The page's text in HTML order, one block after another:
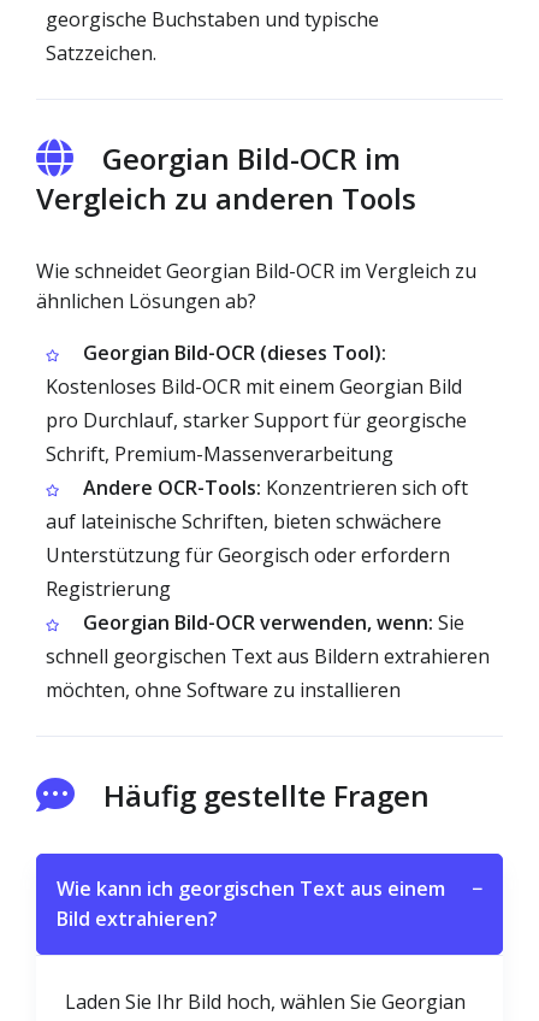
georgische Buchstaben und typische
Satzzeichen.
Georgian Bild-OCR im
Vergleich zu anderen Tools
Wie schneidet Georgian Bild-OCR im Vergleich zu
ähnlichen Lösungen ab?
Georgian Bild-OCR (dieses Tool):
Kostenloses Bild-OCR mit einem Georgian Bild
pro Durchlauf, starker Support für georgische
Schrift, Premium-Massenverarbeitung
Andere OCR-Tools: Konzentrieren sich oft
auf lateinische Schriften, bieten schwächere
Unterstützung für Georgisch oder erfordern
Registrierung
Georgian Bild-OCR verwenden, wenn: Sie
schnell georgischen Text aus Bildern extrahieren
möchten, ohne Software zu installieren
Häufig gestellte Fragen
Wie kann ich georgischen Text aus einem
Bild extrahieren?
−
Laden Sie Ihr Bild hoch, wählen Sie Georgian